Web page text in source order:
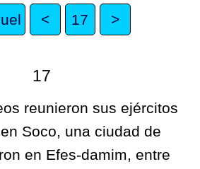
< 17 >
17
reunieron sus ejércitos
Soco, una ciudad de
en Efes-damim, entre